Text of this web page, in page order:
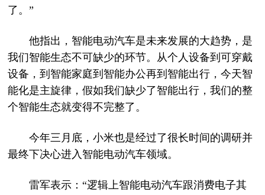
了。”
他指出，智能电动汽车是未来发展的大趋势，是
我们智能生态不可缺少的环节。从个人设备到可穿戴
设备，到智能家庭到智能办公再到智能出行，今天智
能化是主旋律，假如我们缺少了智能出行，我们的整
个智能生态就变得不完整了。
今年三月底，小米也是经过了很长时间的调研并
最终下决心进入智能电动汽车领域。
雷军表示：“逻辑上智能电动汽车跟消费电子其